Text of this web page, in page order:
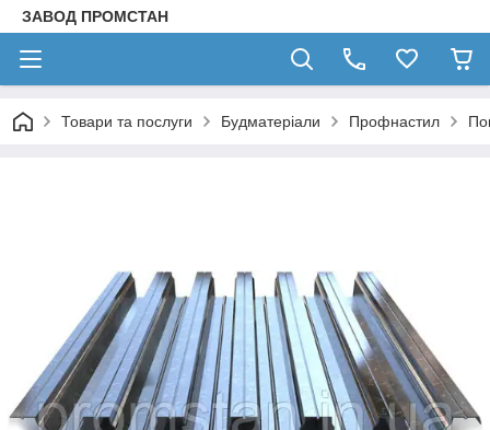
ЗАВОД ПРОМСТАН
Товари та послуги Будматеріали Профнастил